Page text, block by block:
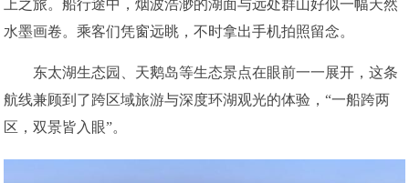
上之旅。船行途中，烟波浩渺的湖面与远处群山好似一幅天然
水墨画卷。乘客们凭窗远眺，不时拿出手机拍照留念。
东太湖生态园、天鹅岛等生态景点在眼前一一展开，这条
航线兼顾到了跨区域旅游与深度环湖观光的体验，“一船跨两
区，双景皆入眼”。